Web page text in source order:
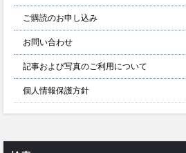
ご購読のお申し込み
お問い合わせ
記事および写真のご利用について
個人情報保護方針